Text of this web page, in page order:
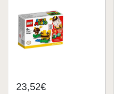
23,52€